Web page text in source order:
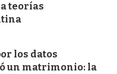
teorías
los datos
un matrimonio: la